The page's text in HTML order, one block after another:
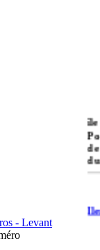
île
- Levant